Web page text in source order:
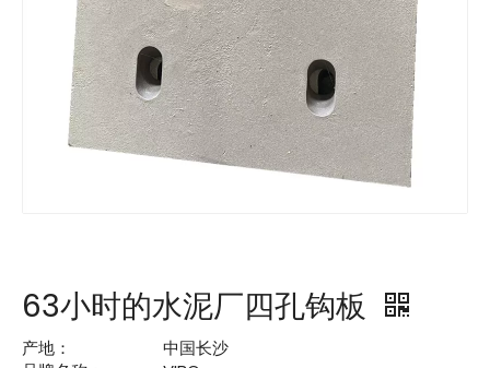
63小时的水泥厂四孔钩板
产地：
中国长沙